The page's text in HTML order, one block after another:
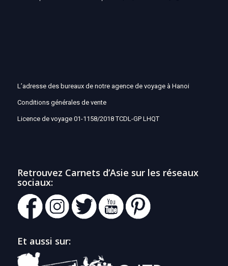
L’adresse des bureaux de notre agence de voyage à Hanoi
Conditions générales de vente
Licence de voyage 01-1158/2018 TCDL-GP LHQT
Retrouvez Carnets d’Asie sur les réseaux
sociaux:
Et aussi sur: